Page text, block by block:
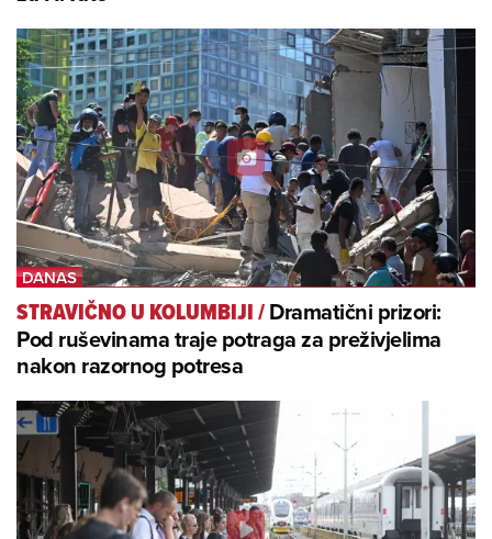
STRAVIČNO U KOLUMBIJI/Dramatični prizori:
Pod ruševinama traje potraga za preživjelima
nakon razornog potresa